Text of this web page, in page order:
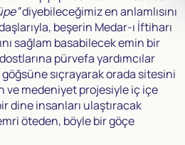
diyebileceğimiz en anlamlısını
beşerin Medar-ı İftiharı
sağlam basabilecek emin bir
pürvefa yardımcılar
sıçrayarak orada sitesini
ve medeniyet projesiyle iç içe
dine insanları ulaştıracak
öteden, böyle bir göçe